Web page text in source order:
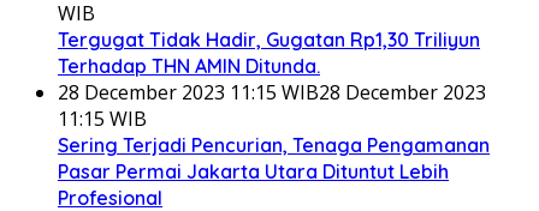
WIB
Tergugat Tidak Hadir, Gugatan Rp1,30 Triliyun
Terhadap THN AMIN Ditunda.
28 December 2023 11:15 WIB28 December 2023
11:15 WIB
Sering Terjadi Pencurian, Tenaga Pengamanan
Pasar Permai Jakarta Utara Dituntut Lebih
Profesional